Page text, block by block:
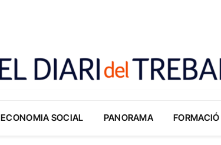
ECONOMIA SOCIAL PANORAMA FORMACIÓ